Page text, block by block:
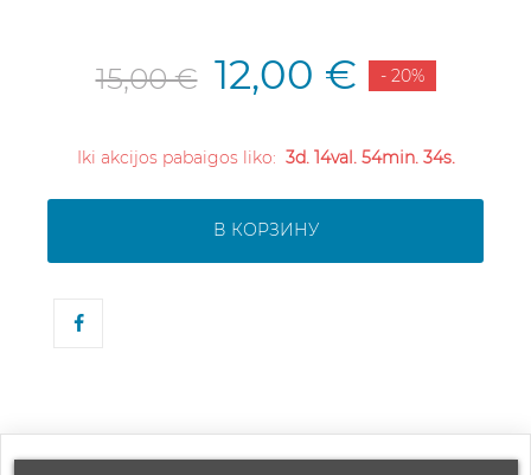
15,00 € 12,00 € - 20%
Iki akcijos pabaigos liko: 3d. 14val. 54min. 34s.
В КОРЗИНУ